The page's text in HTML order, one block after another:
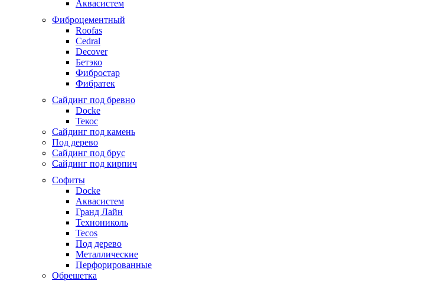
Аквасистем
Фиброцементный
Roofas
Cedral
Decover
Бетэко
Фибростар
Фибратек
Сайдинг под бревно
Docke
Текос
Сайдинг под камень
Под дерево
Сайдинг под брус
Сайдинг под кирпич
Софиты
Docke
Аквасистем
Гранд Лайн
Технониколь
Tecos
Под дерево
Металлические
Перфорированные
Обрешетка